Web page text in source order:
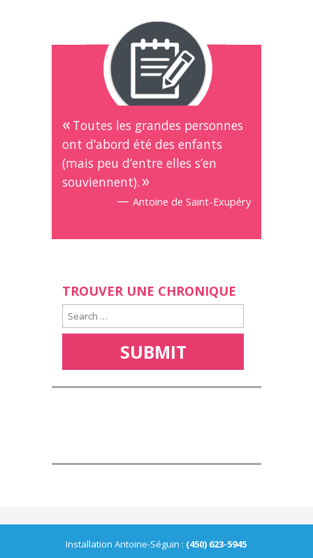
Toutes les grandes personnes
ont d’abord été des enfants
(mais peu d’entre elles s’en
souviennent).
— Antoine de Saint-Exupéry
TROUVER UNE CHRONIQUE
Installation Antoine-Séguin : (450) 623-5945